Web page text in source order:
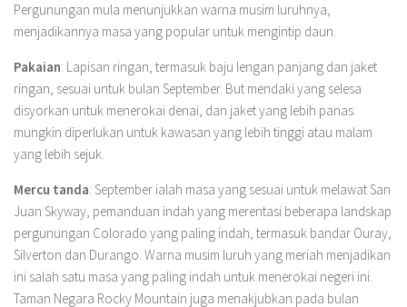
Pergunungan mula menunjukkan warna musim luruhnya,
menjadikannya masa yang popular untuk mengintip daun.
Pakaian: Lapisan ringan, termasuk baju lengan panjang dan jaket
ringan, sesuai untuk bulan September. But mendaki yang selesa
disyorkan untuk menerokai denai, dan jaket yang lebih panas
mungkin diperlukan untuk kawasan yang lebih tinggi atau malam
yang lebih sejuk.
Mercu tanda: September ialah masa yang sesuai untuk melawat San
Juan Skyway, pemanduan indah yang merentasi beberapa landskap
pergunungan Colorado yang paling indah, termasuk bandar Ouray,
Silverton dan Durango. Warna musim luruh yang meriah menjadikan
ini salah satu masa yang paling indah untuk menerokai negeri ini.
Taman Negara Rocky Mountain juga menakjubkan pada bulan